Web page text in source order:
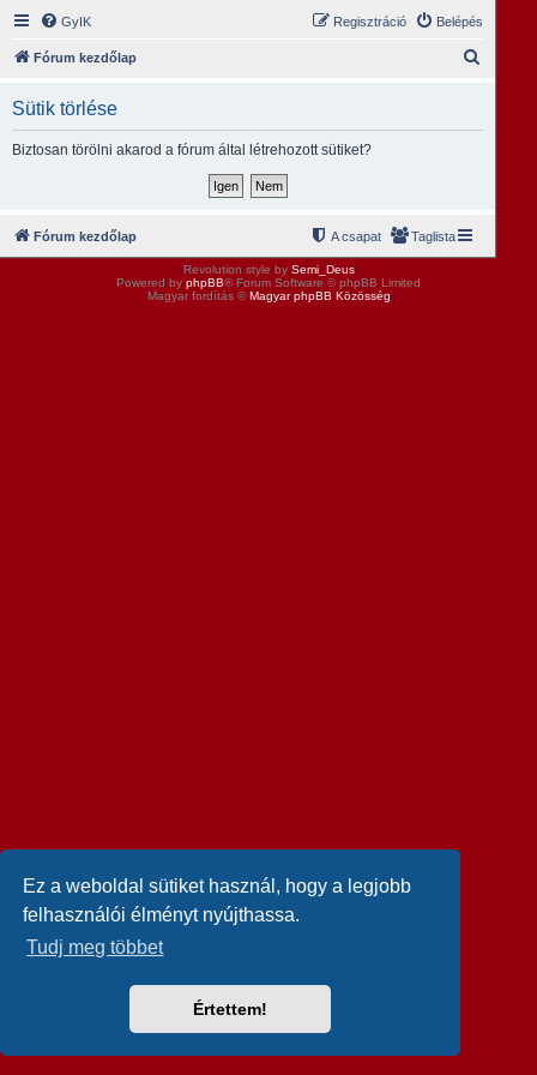
Ez a weboldal sütiket használ, hogy a legjobb
felhasználói élményt nyújthassa.
Tudj meg többet
Értettem!
GyIK Belépés
Regisztráció
Fórum kezdőlap
Sütik törlése
Biztosan törölni akarod a fórum által létrehozott sütiket?
Fórum kezdőlap Taglista
A csapat
Revolution style by Semi_Deus
Powered by phpBB® Forum Software © phpBB Limited
Magyar fordítás ©Magyar phpBB Közösség